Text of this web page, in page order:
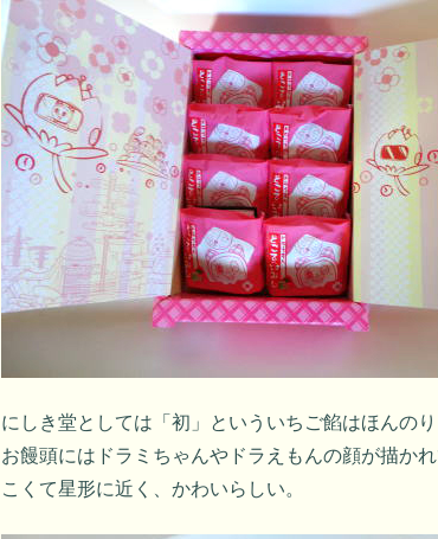
にしき堂としては「初」といういちご餡はほんの
お饅頭にはドラミちゃんやドラえもんの顔が描か
こくて星形に近く、かわいらしい。